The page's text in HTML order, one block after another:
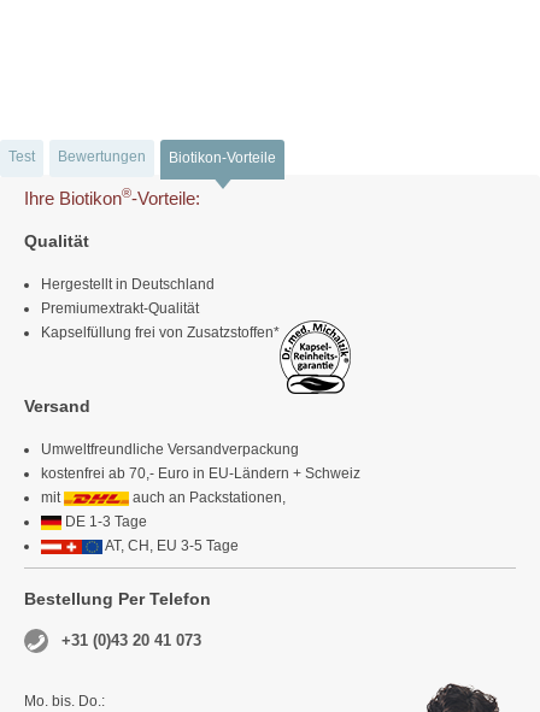
Test Bewertungen Biotikon-Vorteile
Ihre Biotikon®-Vorteile:
Qualität
Hergestellt in Deutschland
Premiumextrakt-Qualität
Kapselfüllung frei von Zusatzstoffen*
Versand
Umweltfreundliche Versandverpackung
kostenfrei ab 70,- Euro in EU-Ländern + Schweiz
mit
auch an Packstationen,
DE 1-3 Tage
AT, CH, EU 3-5 Tage
Bestellung Per Telefon
+31 (0)43 20 41 073
Mo. bis. Do.: